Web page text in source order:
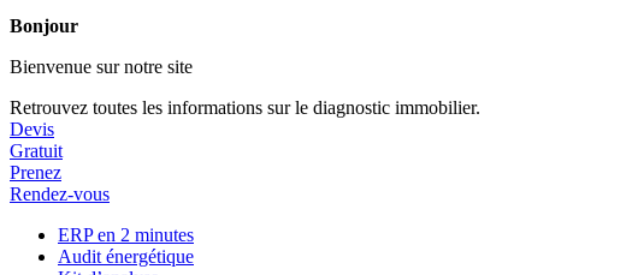
Bonjour
Bienvenue sur notre site
Retrouvez toutes les informations sur le diagnostic immobilier.
Devis
Gratuit
Prenez
Rendez-vous
ERP en 2 minutes
Audit énergétique